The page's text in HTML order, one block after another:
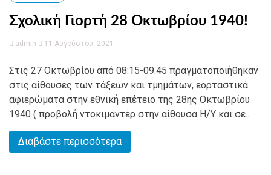
Σχολική Γιορτή 28 Οκτωβρίου 1940!
admin 11 Αυγούστου, 2021
Στις 27 Οκτωβρίου από 08:15-09.45 πραγματοποιήθηκαν
στις αίθουσες των τάξεων και τμημάτων, εορταστικά
αφιερώματα στην εθνική επέτειο της 28ης Οκτωβρίου
1940 ( προβολή ντοκιμαντέρ στην αίθουσα Η/Υ και σε...
Διαβάστε περισσότερα